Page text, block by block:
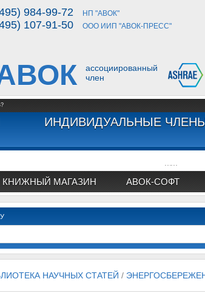
984-99-72 НП "АВОК"
107-91-50 ООО ИИП "АВОК-ПРЕСС"
ассоциированный
член
ИНДИВИДУАЛЬНЫЕ
КНИЖНЫЙ МАГАЗИН АВОК-СОФТ
НАУЧНЫХ СТАТЕЙ /